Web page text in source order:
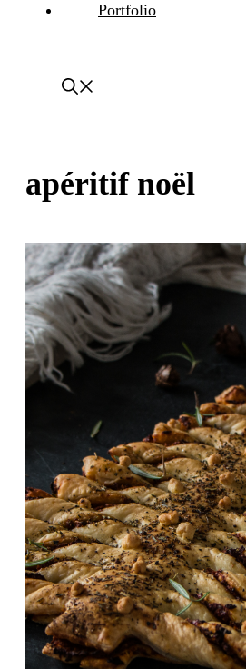
Portfolio
apéritif noël